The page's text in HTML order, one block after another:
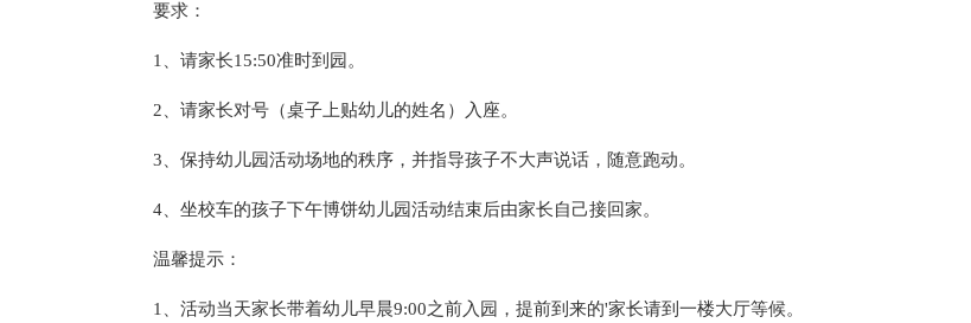
要求：
1、请家长15:50准时到园。
2、请家长对号（桌子上贴幼儿的姓名）入座。
3、保持幼儿园活动场地的秩序，并指导孩子不大声说话，随意跑动。
4、坐校车的孩子下午博饼幼儿园活动结束后由家长自己接回家。
温馨提示：
1、活动当天家长带着幼儿早晨9:00之前入园，提前到来的'家长请到一楼大厅等候。